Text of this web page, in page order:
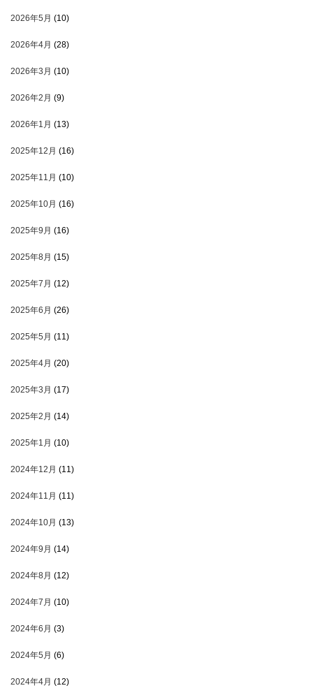
2026年5月 (10)
2026年4月 (28)
2026年3月 (10)
2026年2月 (9)
2026年1月 (13)
2025年12月 (16)
2025年11月 (10)
2025年10月 (16)
2025年9月 (16)
2025年8月 (15)
2025年7月 (12)
2025年6月 (26)
2025年5月 (11)
2025年4月 (20)
2025年3月 (17)
2025年2月 (14)
2025年1月 (10)
2024年12月 (11)
2024年11月 (11)
2024年10月 (13)
2024年9月 (14)
2024年8月 (12)
2024年7月 (10)
2024年6月 (3)
2024年5月 (6)
2024年4月 (12)